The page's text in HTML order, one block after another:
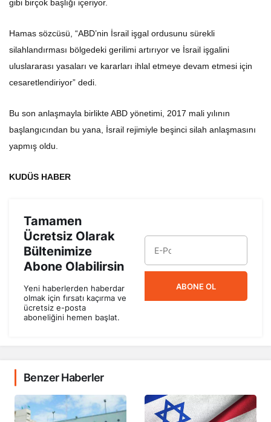
gibi birçok başlığı içeriyor.
Hamas sözcüsü, “ABD’nin İsrail işgal ordusunu sürekli
silahlandırması bölgedeki gerilimi artırıyor ve İsrail işgalini
uluslararası yasaları ve kararları ihlal etmeye devam etmesi için
cesaretlendiriyor” dedi.
Bu son anlaşmayla birlikte ABD yönetimi, 2017 mali yılının
başlangıcından bu yana, İsrail rejimiyle beşinci silah anlaşmasını
yapmış oldu.
KUDÜS HABER
Tamamen
Ücretsiz Olarak
Bültenimize
Abone Olabilirsin
Yeni haberlerden haberdar
olmak için fırsatı kaçırma ve
ücretsiz e-posta
aboneliğini hemen başlat.
ABONE OL
Benzer Haberler